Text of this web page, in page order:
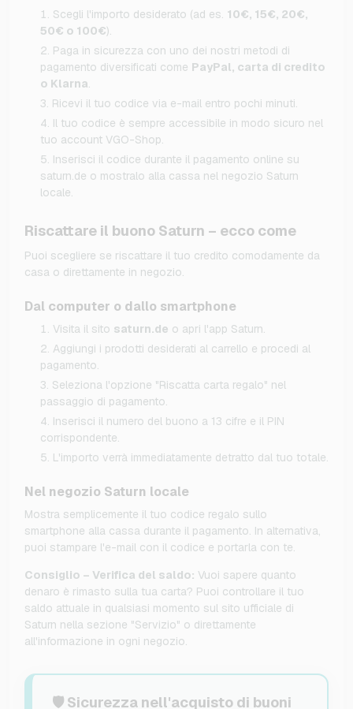
Scegli l'importo desiderato (ad es. 10€, 15€, 20€,
50€ o 100€).
Paga in sicurezza con uno dei nostri metodi di
pagamento diversificati come PayPal, carta di credito
o Klarna.
Ricevi il tuo codice via e-mail entro pochi minuti.
Il tuo codice è sempre accessibile in modo sicuro nel
tuo account VGO-Shop.
Inserisci il codice durante il pagamento online su
saturn.de o mostralo alla cassa nel negozio Saturn
locale.
Riscattare il buono Saturn – ecco come
Puoi scegliere se riscattare il tuo credito comodamente da
casa o direttamente in negozio.
Dal computer o dallo smartphone
Visita il sito saturn.de o apri l'app Saturn.
Aggiungi i prodotti desiderati al carrello e procedi al
pagamento.
Seleziona l'opzione "Riscatta carta regalo" nel
passaggio di pagamento.
Inserisci il numero del buono a 13 cifre e il PIN
corrispondente.
L'importo verrà immediatamente detratto dal tuo totale.
Nel negozio Saturn locale
Mostra semplicemente il tuo codice regalo sullo
smartphone alla cassa durante il pagamento. In alternativa,
puoi stampare l'e-mail con il codice e portarla con te.
Consiglio – Verifica del saldo: Vuoi sapere quanto
denaro è rimasto sulla tua carta? Puoi controllare il tuo
saldo attuale in qualsiasi momento sul sito ufficiale di
Saturn nella sezione "Servizio" o direttamente
all'informazione in ogni negozio.
🛡️ Sicurezza nell'acquisto di buoni